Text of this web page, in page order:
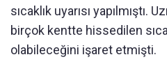
sıcaklık uyarısı yapılmıştı.
birçok kentte hissedilen
olabileceğini işaret etmişti.